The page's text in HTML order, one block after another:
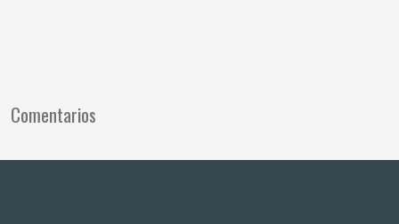
Comentarios